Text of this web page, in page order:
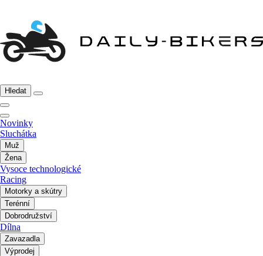
Hledat
Novinky
Sluchátka
Muž
Žena
Vysoce technologické
Racing
Motorky a skútry
Terénní
Dobrodružství
Dílna
Zavazadla
Výprodej